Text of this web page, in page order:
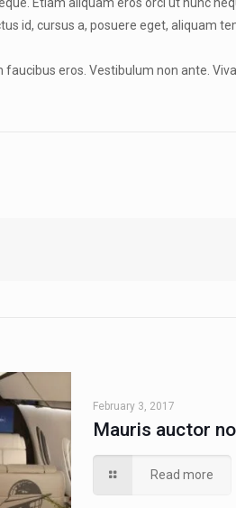
id, cursus a, posuere eget, aliquam
eros. Vestibulum non ante.
February 3, 2017
Mauris auctor
Read more